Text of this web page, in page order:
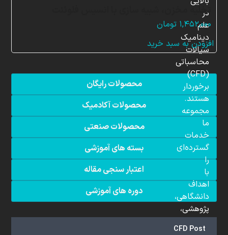
تخلیه مخزن، شبیه سازی با انسیس فلوئنت
۱,۴۵۲,۰۰۰ تومان
افزودن به سبد خرید
محصولات رایگان
محصولات آکادمیک
محصولات صنعتی
بسته های آموزشی
اعتبار سنجی مقاله
دوره های آموزشی
CFD Post
در
علم
دینامیک
سیالات
محاسباتی
(CFD)
برخوردار
هستند.
مجموعه
ما
خدمات
گسترده‌ای
را
با
اهداف
دانشگاهی،
پژوهشی،
صنعتی